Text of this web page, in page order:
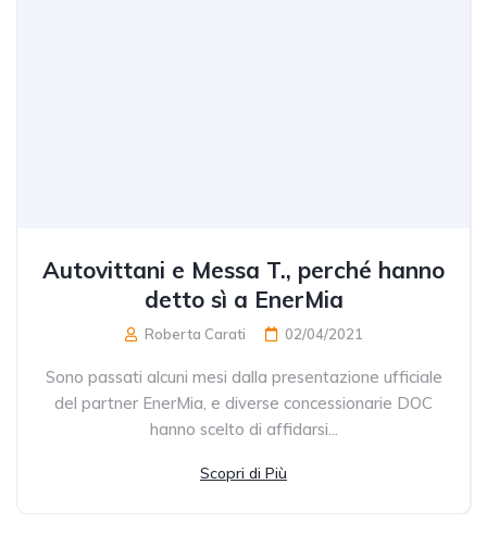
Autovittani e Messa T., perché hanno
detto sì a EnerMia
Roberta Carati 02/04/2021
Sono passati alcuni mesi dalla presentazione ufficiale
del partner EnerMia, e diverse concessionarie DOC
hanno scelto di affidarsi...
Scopri di Più